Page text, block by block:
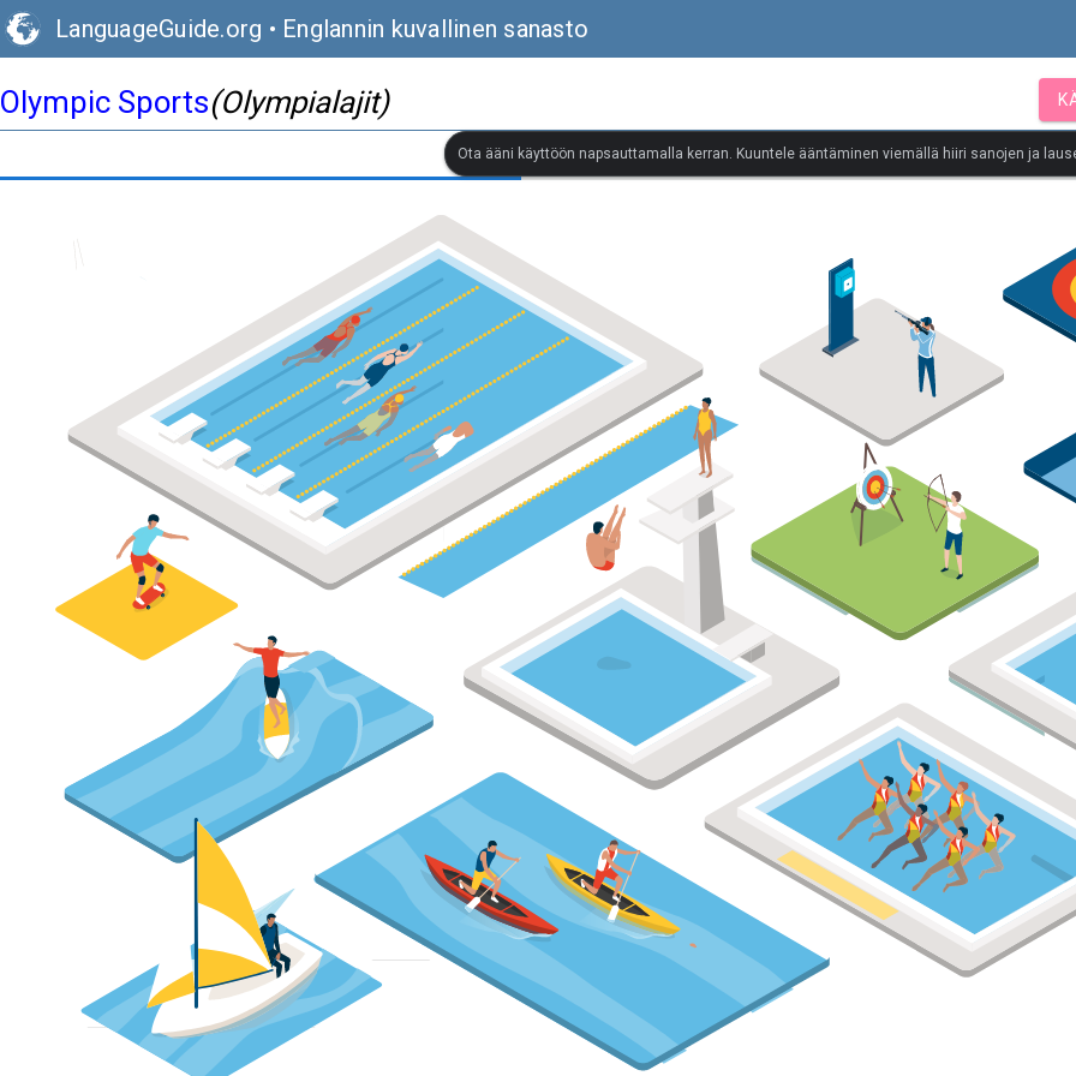
LanguageGuide.org • Englannin kuvallinen sanasto
Olympic Sports(Olympialajit)
Ota ääni käyttöön napsauttamalla kerran. Kuuntele ääntäminen viemällä hiiri sanojen ja